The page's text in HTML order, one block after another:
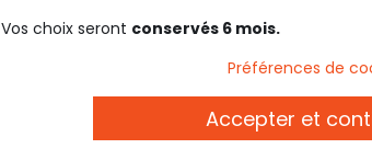
Vos choix seront conservés 6 mois.
Préférences de
Accepter et